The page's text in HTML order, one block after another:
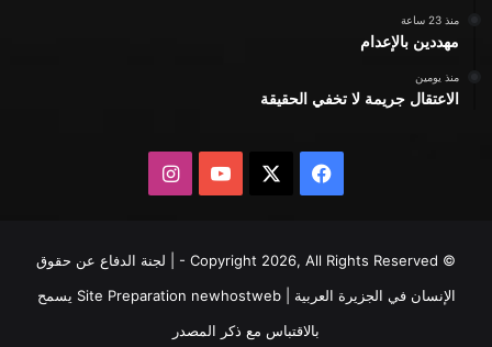
منذ 23 ساعة
مهددين بالإعدام
منذ يومين
الاعتقال جريمة لا تخفي الحقيقة
فيسبوك يوتيوبانستقرام
© Copyright 2026, All Rights Reserved - | لجنة الدفاع عن حقوق
الإنسان في الجزيرة العربية | Site Preparationnewhostweb
يسمح
بالاقتباس مع ذكر المصدر